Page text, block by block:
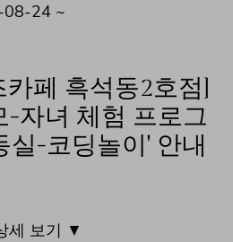
08-24 ~
카페 흑석동2호점]
-자녀 체험 프로그
실-코딩놀이' 안내
세 보기 ▼